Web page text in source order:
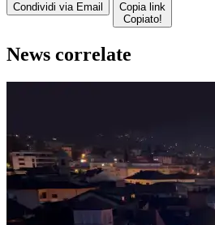
Condividi via Email
Copia link
Copiato!
News correlate